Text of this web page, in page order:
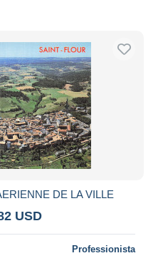
DE LA VILLE
USD
Professionista